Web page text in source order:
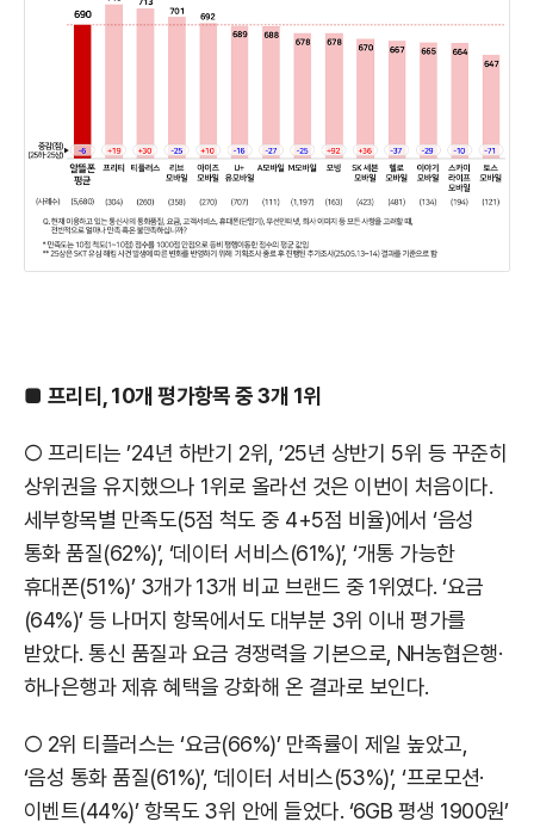
■ 프리티, 10개 평가항목 중 3개 1위
○ 프리티는 ’24년 하반기 2위, ’25년 상반기 5위 등 꾸준히
상위권을 유지했으나 1위로 올라선 것은 이번이 처음이다.
세부항목별 만족도(5점 척도 중 4+5점 비율)에서 ‘음성
통화 품질(62%)’, ‘데이터 서비스(61%)’, ‘개통 가능한
휴대폰(51%)’ 3개가 13개 비교 브랜드 중 1위였다. ‘요금
(64%)’ 등 나머지 항목에서도 대부분 3위 이내 평가를
받았다. 통신 품질과 요금 경쟁력을 기본으로, NH농협은행·
하나은행과 제휴 혜택을 강화해 온 결과로 보인다.
○ 2위 티플러스는 ‘요금(66%)’ 만족률이 제일 높았고,
‘음성 통화 품질(61%)’, ‘데이터 서비스(53%)’, ‘프로모션·
이벤트(44%)’ 항목도 3위 안에 들었다. ‘6GB 평생 1900원’